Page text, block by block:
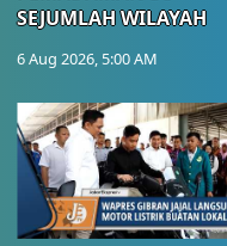
SEJUMLAH WILAYAH
6 Aug 2026, 5:00 AM